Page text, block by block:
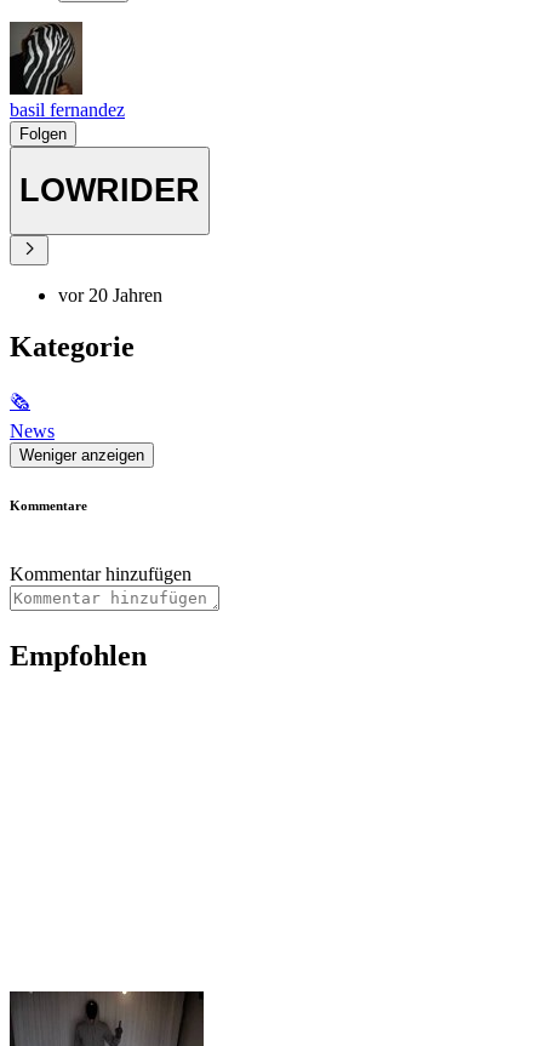
basil fernandez
Folgen
LOWRIDER
vor 20 Jahren
Kategorie
🗞
News
Weniger anzeigen
Kommentare
Kommentar hinzufügen
Empfohlen